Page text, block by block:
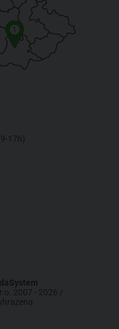
1
17h)
2007 - 2026 /